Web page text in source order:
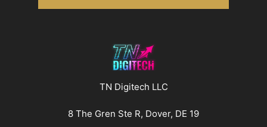
TN Digitech LLC
8 The Gren Ste R, Dover, DE 19